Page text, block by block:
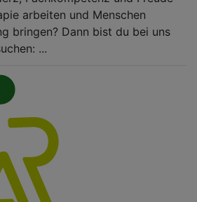
arbeiten und Menschen
bringen? Dann bist du bei uns
...